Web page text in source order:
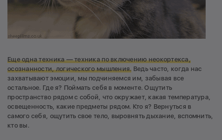
Еще одна техника — техника по включению неокортекса,
осознанности, логического мышления. Ведь часто, когда нас
захватывают эмоции, мы подчиняемся им, забывая все
остальное. Где я? Поймать себя в моменте. Ощутить
пространство рядом с собой, что окружает, какая температура,
освещенность, какие предметы рядом. Кто я? Вернуться в
самого себя, ощутить свое тело, выровнять дыхание, вспомнить,
кто вы.